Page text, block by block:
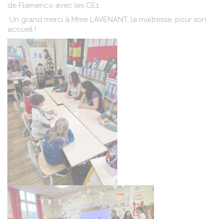
de Flamenco avec les CE1.
Un grand merci à Mme LAVENANT, la maîtresse, pour son
accueil !